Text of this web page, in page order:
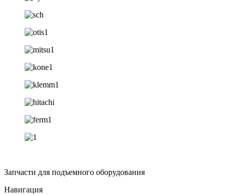
Запчасти для подъемного оборудования
Навигация